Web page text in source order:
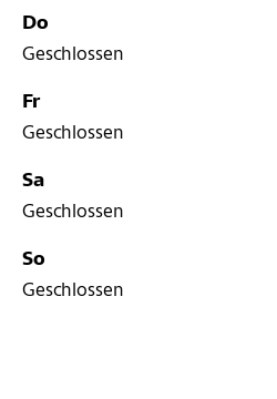
Do
Geschlossen
Fr
Geschlossen
Sa
Geschlossen
So
Geschlossen